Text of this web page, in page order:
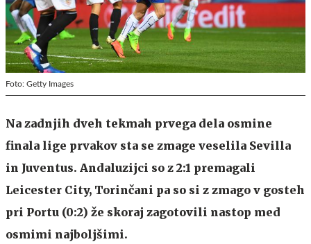
Foto: Getty Images
Na zadnjih dveh tekmah prvega dela osmine
finala lige prvakov sta se zmage veselila Sevilla
in Juventus. Andaluzijci so z 2:1 premagali
Leicester City, Torinčani pa so si z zmago v gosteh
pri Portu (0:2) že skoraj zagotovili nastop med
osmimi najboljšimi.